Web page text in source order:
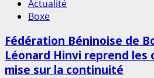
Actualité
Boxe
Fédération Béninoise de
Léonard Hinvi reprend les
mise sur la continuité